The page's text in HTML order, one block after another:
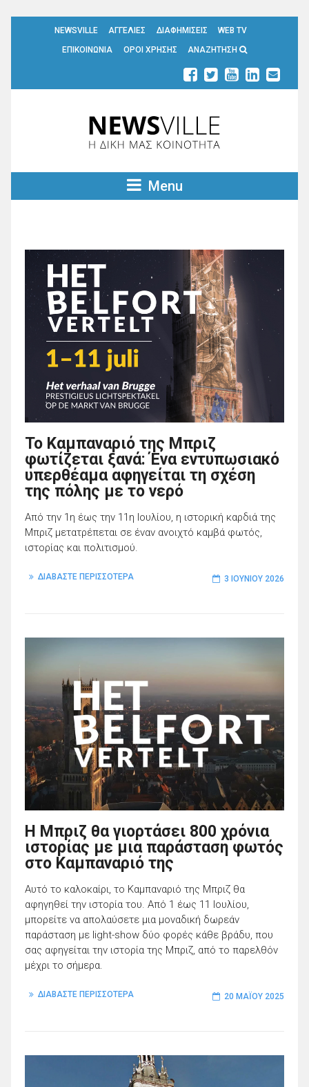
NEWSVILLE ΑΓΓΕΛΙΕΣ ΔΙΑΦΗΜΙΣΕΙΣ
WEB TV
ΕΠΙΚΟΙΝΩΝΙΑ
ΟΡΟΙ ΧΡΗΣΗΣ ΑΝΑΖΗΤΗΣΗ
Menu
Το Καμπαναριό της Μπριζ
φωτίζεται ξανά: Ένα εντυπωσιακό
υπερθέαμα αφηγείται τη σχέση
της πόλης με το νερό
Από την 1η έως την 11η Ιουλίου, η ιστορική καρδιά της
Μπριζ μετατρέπεται σε έναν ανοιχτό καμβά φωτός,
ιστορίας και πολιτισμού.
ΔΙΑΒΑΣΤΕ ΠΕΡΙΣΣΟΤΕΡΑ 3 ΙΟΥΝΊΟΥ 2026
Η Μπριζ θα γιορτάσει 800 χρόνια
ιστορίας με μια παράσταση φωτός
στο Καμπαναριό της
Αυτό το καλοκαίρι, το Καμπαναριό της Μπριζ θα
αφηγηθεί την ιστορία του. Από 1 έως 11 Ιουλίου,
μπορείτε να απολαύσετε μια μοναδική δωρεάν
παράσταση με light-show δύο φορές κάθε βράδυ, που
σας αφηγείται την ιστορία της Μπριζ, από το παρελθόν
μέχρι το σήμερα.
ΔΙΑΒΑΣΤΕ ΠΕΡΙΣΣΟΤΕΡΑ 20 ΜΑΪ́ΟΥ 2025